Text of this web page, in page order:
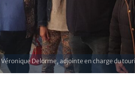
Delorme, adjointe en charge du